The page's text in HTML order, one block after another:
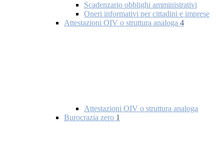
Scadenzario obblighi amministrativi
Oneri informativi per cittadini e imprese
Attestazioni OIV o struttura analoga 4
Attestazioni OIV o struttura analoga
Burocrazia zero 1